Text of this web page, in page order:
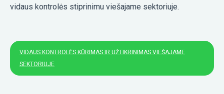
vidaus kontrolės stiprinimu viešajame sektoriuje.
VIDAUS KONTROLĖS KŪRIMAS IR UŽTIKRINIMAS VIEŠAJAME
SEKTORIUJE